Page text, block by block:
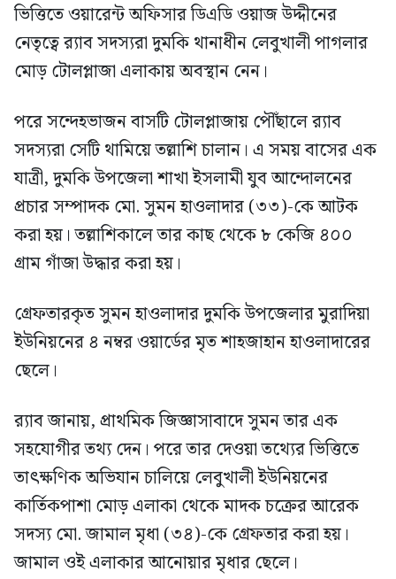
ভিত্তিতে ওয়ারেন্ট অফিসার ডিএডি ওয়াজ উদ্দীনের
নেতৃত্বে র‍্যাব সদস্যরা দুমকি থানাধীন লেবুখালী পাগলার
মোড় টোলপ্লাজা এলাকায় অবস্থান নেন।
পরে সন্দেহভাজন বাসটি টোলপ্লাজায় পৌঁছালে র‍্যাব
সদস্যরা সেটি থামিয়ে তল্লাশি চালান। এ সময় বাসের এক
যাত্রী, দুমকি উপজেলা শাখা ইসলামী যুব আন্দোলনের
প্রচার সম্পাদক মো. সুমন হাওলাদার (৩৩)-কে আটক
করা হয়। তল্লাশিকালে তার কাছ থেকে ৮ কেজি ৪০০
গ্রাম গাঁজা উদ্ধার করা হয়।
গ্রেফতারকৃত সুমন হাওলাদার দুমকি উপজেলার মুরাদিয়া
ইউনিয়নের ৪ নম্বর ওয়ার্ডের মৃত শাহজাহান হাওলাদারের
ছেলে।
র‍্যাব জানায়, প্রাথমিক জিজ্ঞাসাবাদে সুমন তার এক
সহযোগীর তথ্য দেন। পরে তার দেওয়া তথ্যের ভিত্তিতে
তাৎক্ষণিক অভিযান চালিয়ে লেবুখালী ইউনিয়নের
কার্তিকপাশা মোড় এলাকা থেকে মাদক চক্রের আরেক
সদস্য মো. জামাল মৃধা (৩৪)-কে গ্রেফতার করা হয়।
জামাল ওই এলাকার আনোয়ার মৃধার ছেলে।